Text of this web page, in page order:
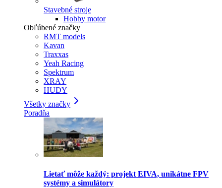
Stavebné stroje
Hobby motor
Obľúbené značky
RMT models
Kavan
Traxxas
Yeah Racing
Spektrum
XRAY
HUDY
Všetky značky
Poradňa
Lietať môže každý: projekt EIVA, unikátne FPV
systémy a simulátory